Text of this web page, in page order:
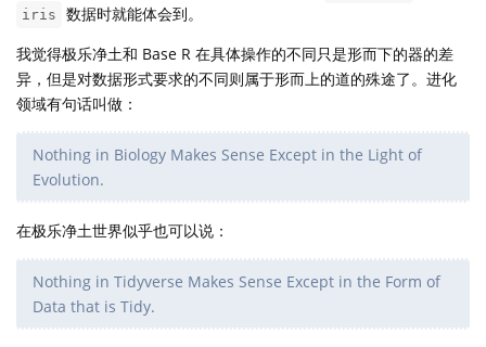
iris
数据时就能体会到。
我觉得极乐净土和 Base R 在具体操作的不同只是形而下的器的差
异，但是对数据形式要求的不同则属于形而上的道的殊途了。进化
领域有句话叫做：
Nothing in Biology Makes Sense Except in the Light of
Evolution.
在极乐净土世界似乎也可以说：
Nothing in Tidyverse Makes Sense Except in the Form of
Data that is Tidy.